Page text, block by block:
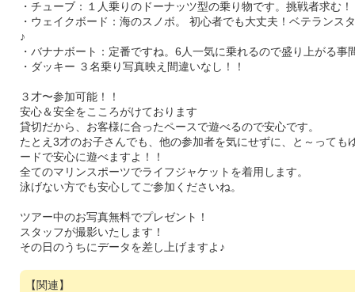
・チューブ：１人乗りのドーナッツ型の乗り物です。挑戦者求む！
・ウェイクボード：海のスノボ。 初心者でも大丈夫！ベテランス
♪
・バナナボート：定番ですね。6人一気に乗れるので盛り上がる事
・ダッキー ３名乗り写真映え間違いなし！！
３才〜参加可能！！
安心＆安全をこころがけております
貸切だから、お客様に合ったペースで遊べるので安心です。
たとえ3才のお子さんでも、他の参加者を気にせずに、と～っても
ードで安心に遊べますよ！！
全てのマリンスポーツでライフジャケットを着用します。
泳げない方でも安心してご参加くださいね。
ツアー中のお写真無料でプレゼント！
スタッフが撮影いたします！
その日のうちにデータを差し上げますよ♪